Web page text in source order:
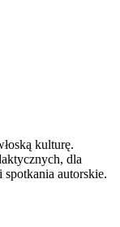
kulturę.
dla
spotkania autorskie.